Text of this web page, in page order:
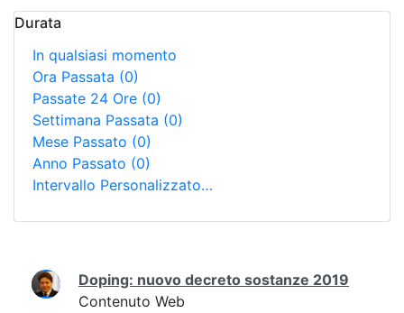
Durata
In qualsiasi momento
Ora Passata (0)
Passate 24 Ore (0)
Settimana Passata (0)
Mese Passato (0)
Anno Passato (0)
Intervallo Personalizzato…
Ricerca
Doping: nuovo decreto sostanze 2019
Contenuto Web